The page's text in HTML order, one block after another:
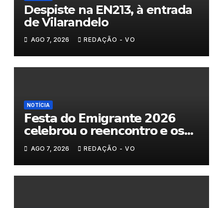
Despiste na EN213, à entrada
de Vilarandelo
AGO 7, 2026 REDAÇÃO - VO
NOTÍCIA
𝗙𝗲𝘀𝘁𝗮 𝗱𝗼 𝗘𝗺𝗶𝗴𝗿𝗮𝗻𝘁𝗲 𝟮𝟬𝟮𝟲
𝗰𝗲𝗹𝗲𝗯𝗿𝗼𝘂 𝗼 𝗿𝗲𝗲𝗻𝗰𝗼𝗻𝘁𝗿𝗼 𝗲 𝗼𝘀
𝗹𝗮𝗰̧𝗼𝘀 𝗾𝘂𝗲 𝘂𝗻𝗲𝗺 𝗠𝘂𝗿𝗰̧𝗮
AGO 7, 2026 REDAÇÃO - VO